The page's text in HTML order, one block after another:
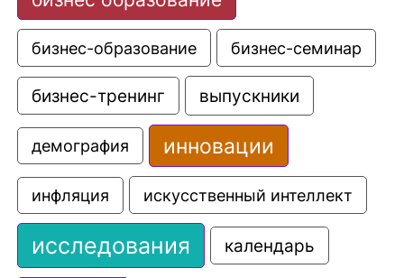
бизнес-образование бизнес-семинар
бизнес-тренинг выпускники
демография инновации
инфляция искусственный интеллект
исследования календарь